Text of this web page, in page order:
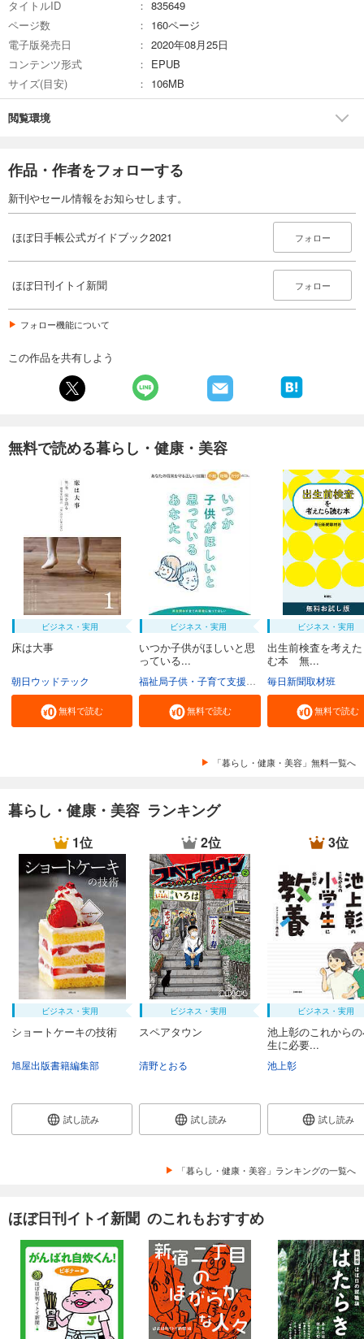
タイトルID
835649
ページ数
160ページ
電子版発売日
2020年08月25日
コンテンツ形式
EPUB
サイズ(目安)
106MB
閲覧環境
作品・作者をフォローする
新刊やセール情報をお知らせします。
ほぼ日手帳公式ガイドブック2021 フォロー
ほぼ日刊イトイ新聞 フォロー
フォロー機能について
この作品を共有しよう
無料で読める暮らし・健康・美容
ビジネス・実用
床は大事
朝日ウッドテック
無料で読む
ビジネス・実用
いつか子供がほしいと思
っている...
福祉局子供・子育て支援部家庭支援課 東京都
無料で読む
ビジネス・実用
出生前検査を考え
む本 無...
毎日新聞取材班
無料で読む
「暮らし・健康・美容」無料一覧へ
暮らし・健康・美容 ランキング
1位
ビジネス・実用
ショートケーキの技術
旭屋出版書籍編集部
試し読み
2位
ビジネス・実用
スペアタウン
清野とおる
試し読み
3位
ビジネス・実用
池上彰のこれから
生に必要...
池上彰
試し読み
「暮らし・健康・美容」ランキングの一覧へ
ほぼ日刊イトイ新聞 のこれもおすすめ